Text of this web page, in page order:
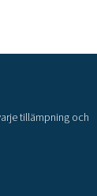
ett kärl
tillämpningar